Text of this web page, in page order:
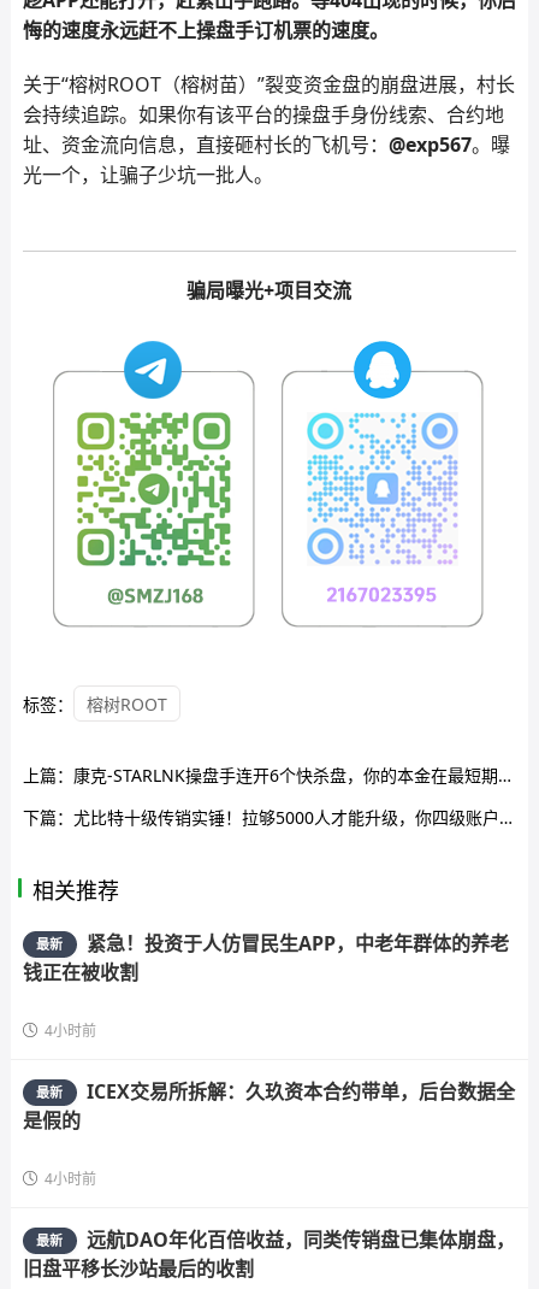
悔的速度永远赶不上操盘手订机票的速度。
关于“榕树ROOT（榕树苗）”裂变资金盘的崩盘进展，村长
会持续追踪。如果你有该平台的操盘手身份线索、合约地
址、资金流向信息，直接砸村长的飞机号： @exp567。曝
光一个，让骗子少坑一批人。
骗局曝光+项目交流
标签： 榕树ROOT
上篇： 康克-STARLNK操盘手连开6个快杀盘，你的本金在最短期跑路名单上
下篇： 尤比特十级传销实锤！拉够5000人才能升级，你四级账户加上被单割的140口子就是判决书的总页码
相关推荐
最新
紧急！投资于人仿冒民生APP，中老年群体的养老
钱正在被收割
4小时前
最新
ICEX交易所拆解：久玖资本合约带单，后台数据全
是假的
4小时前
最新
远航DAO年化百倍收益，同类传销盘已集体崩盘，
旧盘平移长沙站最后的收割